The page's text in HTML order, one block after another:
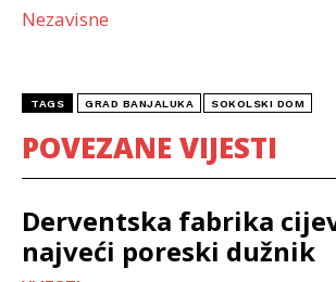
Nezavisne
TAGS GRAD BANJALUKA SOKOLSKI DOM
POVEZANE VIJESTI
Derventska fabrika
najveći poreski dužnik